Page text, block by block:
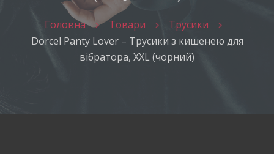
Головна Товари
Трусики
Dorcel Panty Lover – Трусики з кишенею для
вібратора, XXL (чорний)